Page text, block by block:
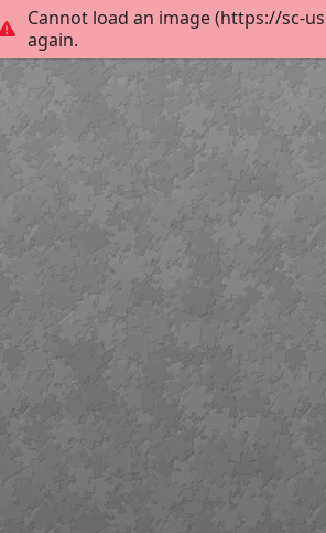
Cannot load an image (https://sc-
again.
vánočním stromečkem